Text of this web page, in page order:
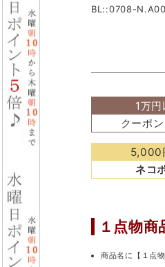
BL::0708-
1万
クーポ
5,000
ネコ
１点物商
商品名に【１点